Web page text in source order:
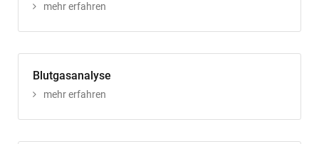
mehr erfahren
Blutgasanalyse
mehr erfahren